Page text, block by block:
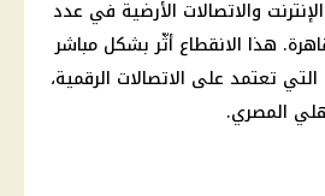
والاتصالات الأرضية في عدد
هذا الانقطاع أثّر بشكل مباشر
تعتمد على الاتصالات الرقمية،
المصري.